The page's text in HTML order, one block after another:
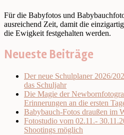
Für die Babyfotos und
ausreichend Zeit, damit die
die Ewigkeit festgehalten werden.
Neueste Beiträge
Der neue Schulplaner 2026/
das Schuljahr
Die Magie der
Erinnerungen an die ersten
Babybauch-Fotos draußen im
Fotostudio vom 02.11.-
Shootings möglich